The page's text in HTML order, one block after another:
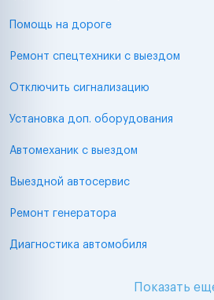
Помощь на дороге
Ремонт спецтехники с выездом
Отключить сигнализацию
Установка доп. оборудования
Автомеханик с выездом
Выездной автосервис
Ремонт генератора
Диагностика автомобиля
Показать